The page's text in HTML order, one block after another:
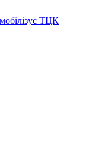
мобілізує ТЦК